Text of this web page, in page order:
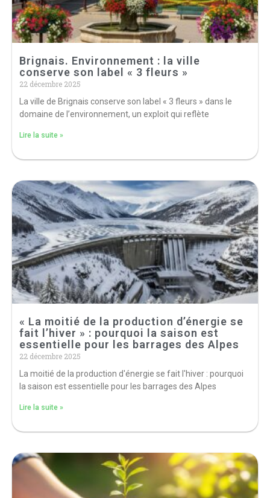
Brignais. Environnement : la ville
conserve son label « 3 fleurs »
22 décembre 2025
La ville de Brignais conserve son label « 3 fleurs » dans le
domaine de l’environnement, un exploit qui reflète
Lire la suite »
« La moitié de la production d’énergie se
fait l’hiver » : pourquoi la saison est
essentielle pour les barrages des Alpes
22 décembre 2025
La moitié de la production d'énergie se fait l'hiver : pourquoi
la saison est essentielle pour les barrages des Alpes
Lire la suite »